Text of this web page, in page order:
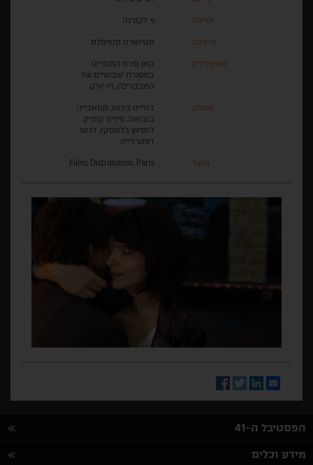
עריכה גי לקורנה
מוזיקה סטיוארט סטייפלס
פסטיבלים
קאן (פרס התסריט
במסגרת 'שבועיים של
המבקרים'), ניו יורק
משחק
ז'ולייט בינוש, קסאבייה
בובואה, פיליפ קתרין,
ז'וסיאן בלאסקו, ז'ראר
דפארדייה
מקור Films Distribution, Paris
Email
LinkedIn
Twitter
Facebook
הפסטיבל ה-41
מידע וכלים